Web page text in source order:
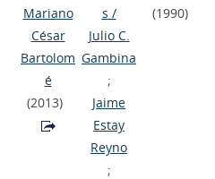
Mariano
César
Bartolom
é
(2013)
s /
Julio C.
Gambina
;
Jaime
Estay
Reyno
;
(1990)